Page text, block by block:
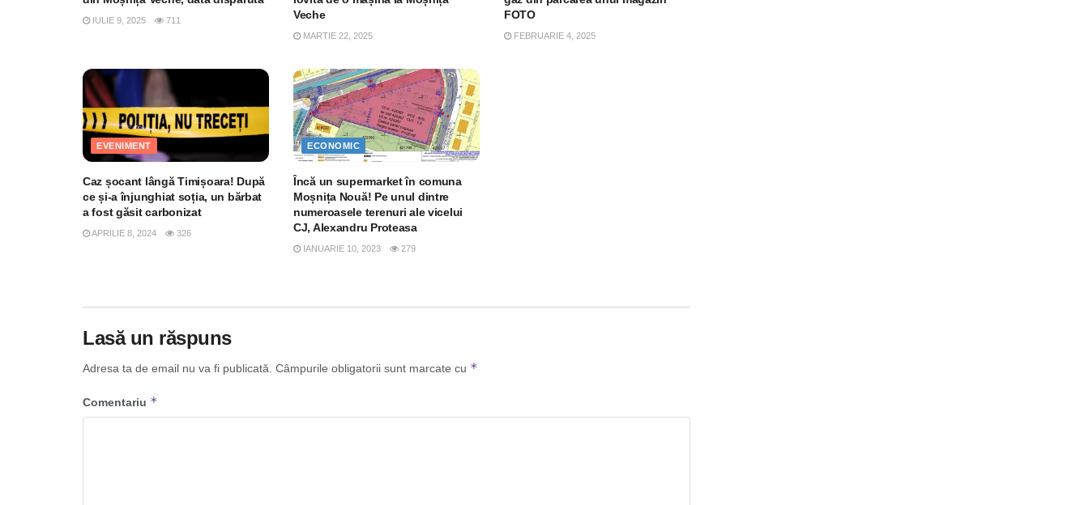
IULIE 9, 2025 711
Veche
MARTIE 22, 2025
FOTO
FEBRUARIE 4, 2025
EVENIMENT
Caz șocant lângă Timișoara! După
ce și-a înjunghiat soția, un bărbat
a fost găsit carbonizat
APRILIE 8, 2024 326
ECONOMIC
Încă un supermarket în comuna
Moșnița Nouă! Pe unul dintre
numeroasele terenuri ale vicelui
CJ, Alexandru Proteasa
IANUARIE 10, 2023 279
Lasă un răspuns
Adresa ta de email nu va fi publicată. Câmpurile obligatorii sunt marcate cu *
Comentariu *